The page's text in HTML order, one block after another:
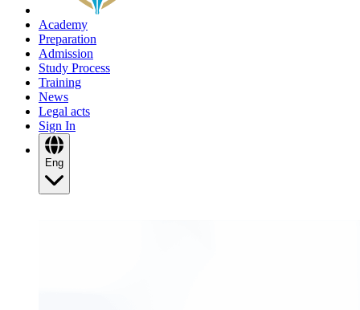
Academy
Preparation
Admission
Study Process
Training
News
Legal acts
Sign In
Eng